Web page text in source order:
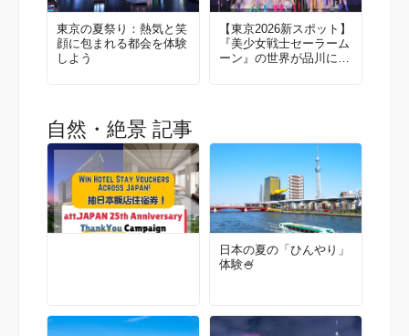
東京の夏祭り：熱気と笑
顔に包まれる都会を体験
しよう
【東京2026新スポット】
『美少女戦士セーラーム
ーン』の世界が品川に誕
自然・絶景 記事
日本の夏の「ひんやり」
体験🍧